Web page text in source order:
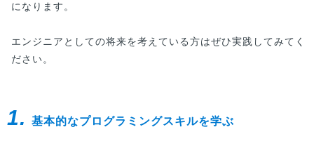
になります。
エンジニアとしての将来を考えている方はぜひ実践してみてく
ださい。
1. 基本的なプログラミングスキルを学ぶ